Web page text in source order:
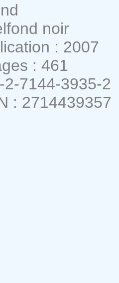
noir
: 2007
: 461
2-7144-3935-2
: 2714439357